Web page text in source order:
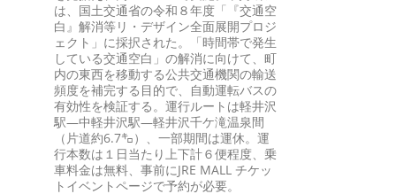
は、国土交通省の令和８年度「『交通空
白』解消等リ・デザイン全面展開プロジ
ェクト」に採択された。「時間帯で発生
している交通空白」の解消に向けて、町
内の東西を移動する公共交通機関の輸送
頻度を補完する目的で、自動運転バスの
有効性を検証する。運行ルートは軽井沢
駅―中軽井沢駅―軽井沢千ケ滝温泉間
（片道約6.7㌔）、一部期間は運休。運
行本数は１日当たり上下計６便程度、乗
車料金は無料、事前にJRE MALL チケッ
トイベントページで予約が必要。